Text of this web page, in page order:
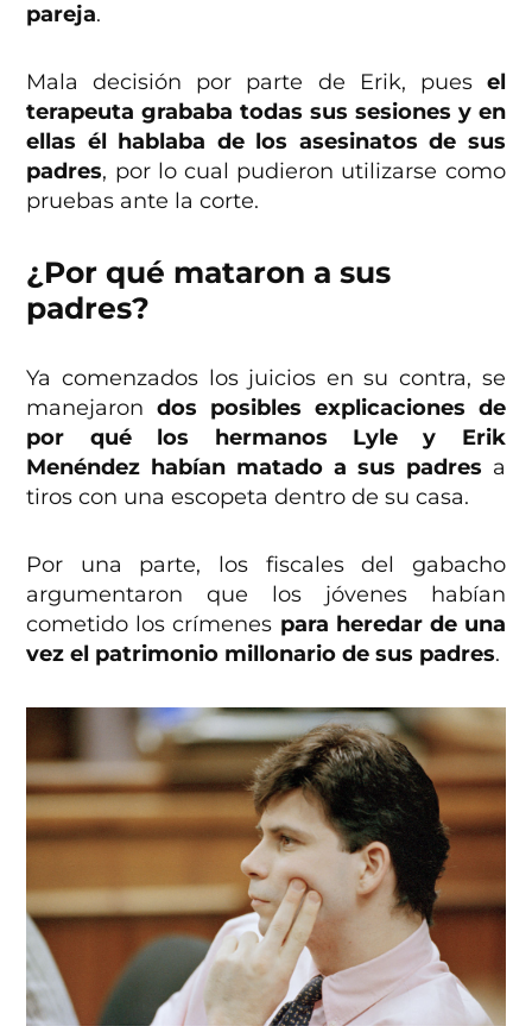
pareja.
Mala decisión por parte de Erik, pues el
terapeuta grababa todas sus sesiones y en
ellas él hablaba de los asesinatos de sus
padres, por lo cual pudieron utilizarse como
pruebas ante la corte.
¿Por qué mataron a sus
padres?
Ya comenzados los juicios en su contra, se
manejarondos posibles explicaciones de
por qué los hermanos Lyle y Erik
Menéndez habían matado a sus padres a
tiros con una escopeta dentro de su casa.
Por una parte, los fiscales del gabacho
argumentaron que los jóvenes habían
cometido los crímenes para heredar de una
vez el patrimonio millonario de sus padres.